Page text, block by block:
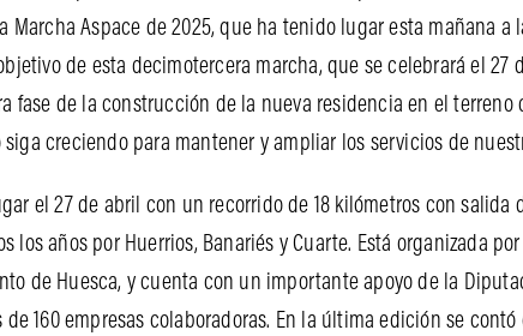
Aspace de 2025, que ha tenido lugar esta mañana a
de esta decimotercera marcha, que se celebrará el
fase de la construcción de la nueva residencia en el
creciendo para mantener y ampliar los servicios de
el 27 de abril con un recorrido de 18 kilómetros con salida
años por Huerrios, Banariés y Cuarte. Está organizada por
de Huesca, y cuenta con un importante apoyo de la
160 empresas colaboradoras. En la última edición se